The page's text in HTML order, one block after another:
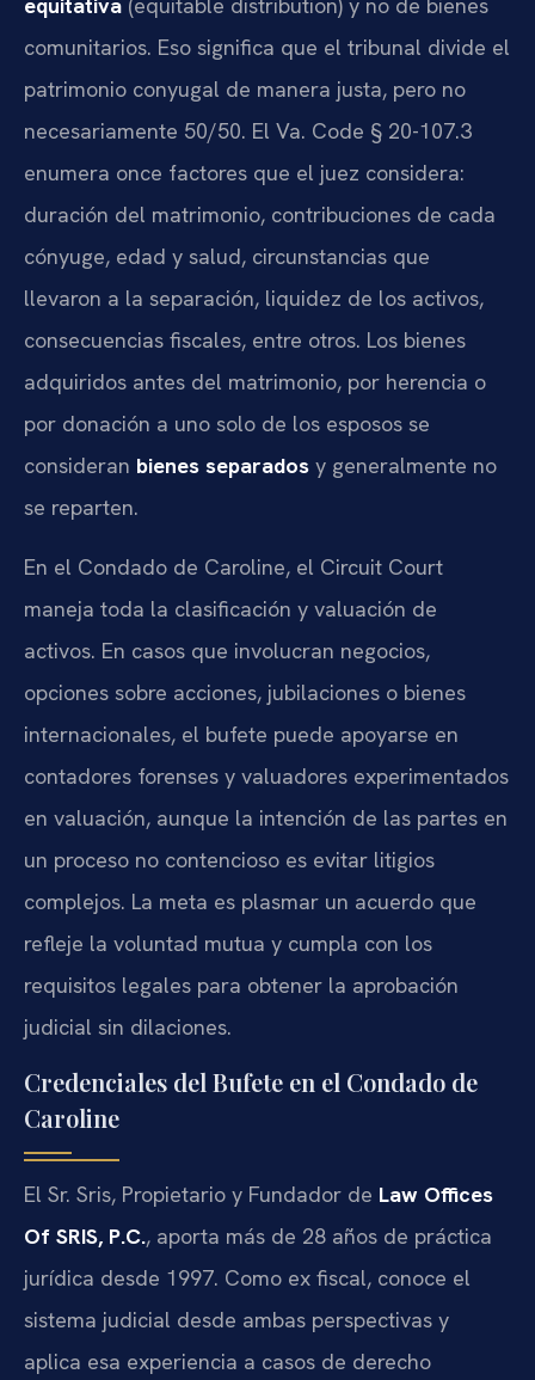
equitativa (equitable distribution) y no de bienes
comunitarios. Eso significa que el tribunal divide el
patrimonio conyugal de manera justa, pero no
necesariamente 50/50. El Va. Code § 20-107.3
enumera once factores que el juez considera:
duración del matrimonio, contribuciones de cada
cónyuge, edad y salud, circunstancias que
llevaron a la separación, liquidez de los activos,
consecuencias fiscales, entre otros. Los bienes
adquiridos antes del matrimonio, por herencia o
por donación a uno solo de los esposos se
consideran bienes separados y generalmente no
se reparten.
En el Condado de Caroline, el Circuit Court
maneja toda la clasificación y valuación de
activos. En casos que involucran negocios,
opciones sobre acciones, jubilaciones o bienes
internacionales, el bufete puede apoyarse en
contadores forenses y valuadores experimentados
en valuación, aunque la intención de las partes en
un proceso no contencioso es evitar litigios
complejos. La meta es plasmar un acuerdo que
refleje la voluntad mutua y cumpla con los
requisitos legales para obtener la aprobación
judicial sin dilaciones.
Credenciales del Bufete en el Condado de
Caroline
El Sr. Sris, Propietario y Fundador de Law Offices
Of SRIS, P.C., aporta más de 28 años de práctica
jurídica desde 1997. Como ex fiscal, conoce el
sistema judicial desde ambas perspectivas y
aplica esa experiencia a casos de derecho